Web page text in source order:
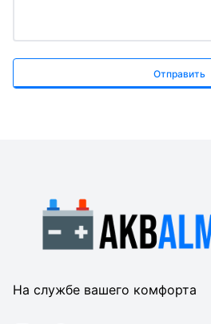
Отправить
На службе вашего комфорта